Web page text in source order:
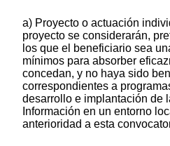
a) Proyecto o actuación
proyecto se considerarán,
los que el beneficiario sea
mínimos para absorber
concedan, y no haya sido
correspondientes a
desarrollo e implantación de
Información en un entorno
anterioridad a esta